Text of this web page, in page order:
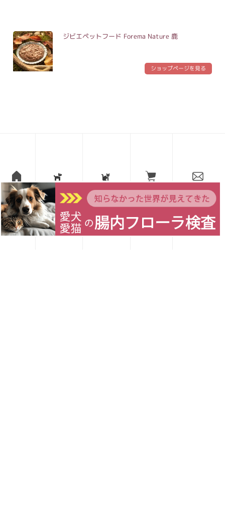
ジビエペットフード Forema Nature 鹿
ショップページを見る
犬の手作りごはんレシピ
Home 愛犬レシピ 愛猫レシピ お買い物 お問い合わせ